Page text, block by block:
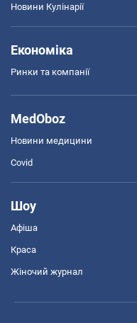
Новини Кулінарії
Економіка
Ринки та компанії
MedOboz
Новини медицини
Covid
Шоу
Афіша
Краса
Жіночий журнал